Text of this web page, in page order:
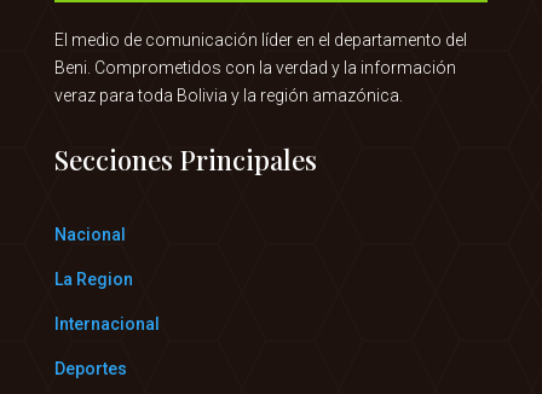
El medio de comunicación líder en el departamento del
Beni. Comprometidos con la verdad y la información
veraz para toda Bolivia y la región amazónica.
Secciones Principales
Nacional
La Region
Internacional
Deportes